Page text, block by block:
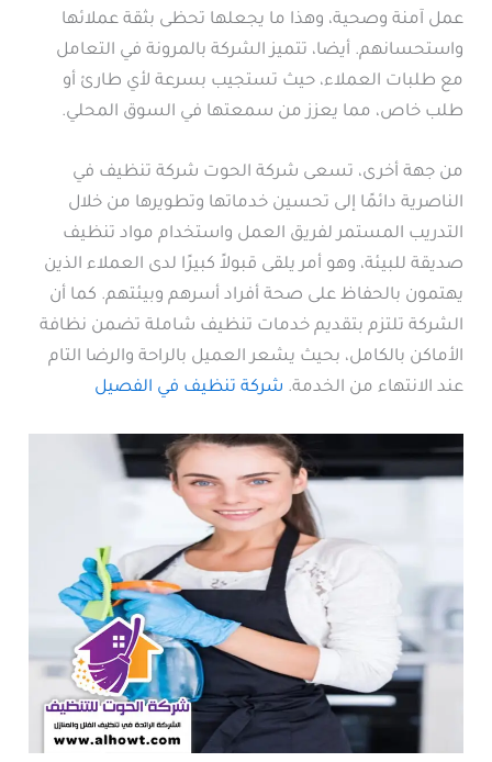
عمل آمنة وصحية، وهذا ما يجعلها تحظى بثقة عملائها
واستحسانهم. أيضا، تتميز الشركة بالمرونة في التعامل
مع طلبات العملاء، حيث تستجيب بسرعة لأي طارئ أو
طلب خاص، مما يعزز من سمعتها في السوق المحلي.
من جهة أخرى، تسعى شركة الحوت شركة تنظيف في
الناصرية دائمًا إلى تحسين خدماتها وتطويرها من خلال
التدريب المستمر لفريق العمل واستخدام مواد تنظيف
صديقة للبيئة، وهو أمر يلقى قبولاً كبيرًا لدى العملاء الذين
يهتمون بالحفاظ على صحة أفراد أسرهم وبيئتهم. كما أن
الشركة تلتزم بتقديم خدمات تنظيف شاملة تضمن نظافة
الأماكن بالكامل، بحيث يشعر العميل بالراحة والرضا التام
عند الانتهاء من الخدمة. شركة تنظيف في الفصيل